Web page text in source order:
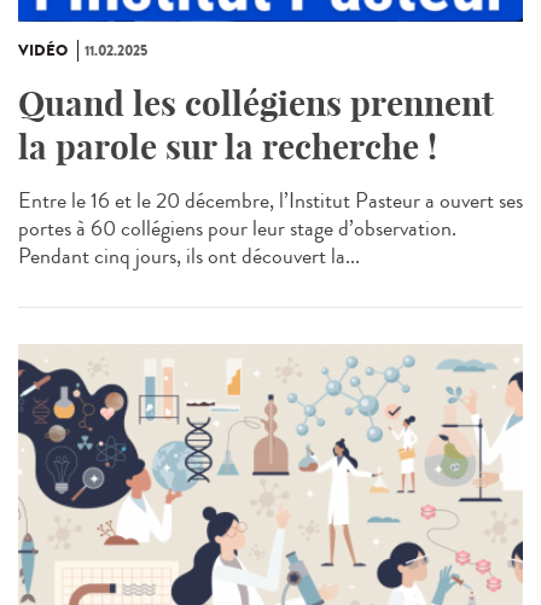
VIDÉO 11.02.2025
Quand les collégiens prennent
la parole sur la recherche !
Entre le 16 et le 20 décembre, l’Institut Pasteur a ouvert ses
portes à 60 collégiens pour leur stage d’observation.
Pendant cinq jours, ils ont découvert la...